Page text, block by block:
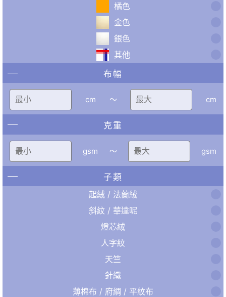
橘色
金色
銀色
其他
布幅
cm 〜 cm
克重
gsm 〜 gsm
子類
起絨 / 法蘭絨
斜紋 / 華達呢
燈芯絨
人字紋
天竺
針織
薄棉布 / 府綢 / 平紋布